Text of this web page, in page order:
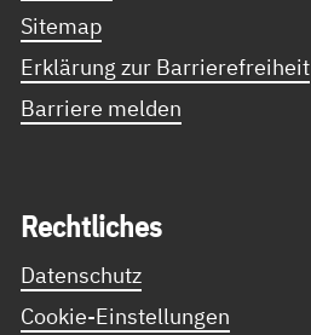
Sitemap
Erklärung zur Barrierefreiheit
Barriere melden
Recht­li­ches
Datenschutz
Cookie-Einstellungen